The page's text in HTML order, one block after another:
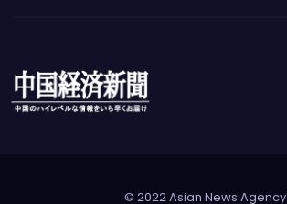
© 2022 Asian News Agency